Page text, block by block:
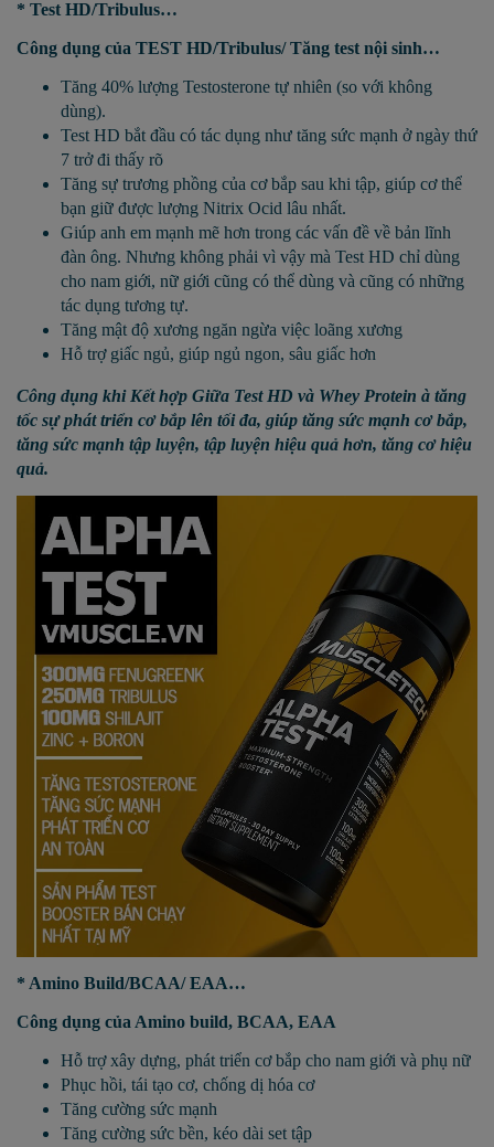
* Test HD/Tribulus…
Công dụng của TEST HD/Tribulus/ Tăng test nội sinh…
Tăng 40% lượng Testosterone tự nhiên (so với không
dùng).
Test HD bắt đầu có tác dụng như tăng sức mạnh ở ngày thứ
7 trở đi thấy rõ
Tăng sự trương phồng của cơ bắp sau khi tập, giúp cơ thể
bạn giữ được lượng Nitrix Ocid lâu nhất.
Giúp anh em mạnh mẽ hơn trong các vấn đề về bản lĩnh
đàn ông. Nhưng không phải vì vậy mà Test HD chỉ dùng
cho nam giới, nữ giới cũng có thể dùng và cũng có những
tác dụng tương tự.
Tăng mật độ xương ngăn ngừa việc loãng xương
Hỗ trợ giấc ngủ, giúp ngủ ngon, sâu giấc hơn
Công dụng khi Kết hợp Giữa Test HD và Whey Protein à tăng
tốc sự phát triển cơ bắp lên tối đa, giúp tăng sức mạnh cơ bắp,
tăng sức mạnh tập luyện, tập luyện hiệu quả hơn, tăng cơ hiệu
quả.
* Amino Build/BCAA/ EAA…
Công dụng của Amino build, BCAA, EAA
Hỗ trợ xây dựng, phát triển cơ bắp cho nam giới và phụ nữ
Phục hồi, tái tạo cơ, chống dị hóa cơ
Tăng cường sức mạnh
Tăng cường sức bền, kéo dài set tập